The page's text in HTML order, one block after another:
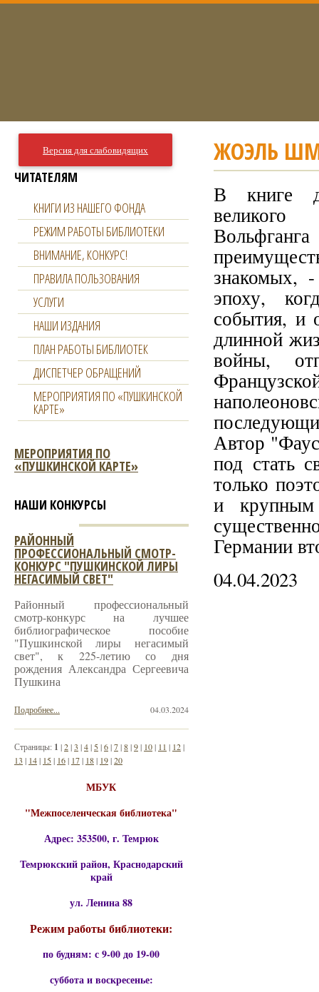
ЖОЭЛЬ
В книге
великого
знакомых,
эпоху,
события, и
длинной
войны,
Автор
под стать
только
и крупным
Германии
04.04.2023
Версия для слабовидящих
ЧИТАТЕЛЯМ
КНИГИ ИЗ НАШЕГО ФОНДА
РЕЖИМ РАБОТЫ БИБЛИОТЕКИ
ВНИМАНИЕ, КОНКУРС!
ПРАВИЛА ПОЛЬЗОВАНИЯ
УСЛУГИ
НАШИ ИЗДАНИЯ
ПЛАН РАБОТЫ БИБЛИОТЕК
ДИСПЕТЧЕР ОБРАЩЕНИЙ
МЕРОПРИЯТИЯ ПО «ПУШКИНСКОЙ
КАРТЕ»
МЕРОПРИЯТИЯ ПО
«ПУШКИНСКОЙ КАРТЕ»
НАШИ КОНКУРСЫ
РАЙОННЫЙ
ПРОФЕССИОНАЛЬНЫЙ СМОТР-
КОНКУРС "ПУШКИНСКОЙ ЛИРЫ
НЕГАСИМЫЙ СВЕТ"
Районный профессиональный
смотр-конкурс на лучшее
библиографическое пособие
"Пушкинской лиры негасимый
свет", к 225-летию со дня
рождения Александра Сергеевича
Пушкина
04.03.2024
Подробнее...
Страницы: 1 |2|3 |4| 5|6|7|8|9| 10| 11 | 12|
13 | 14| 15| 16| 17| 18| 19|20
МБУК
"Межпоселенческая библиотека"
Адрес: 353500, г. Темрюк
Темрюкский район, Краснодарский
край
ул. Ленина 88
Режим работы библиотеки:
по будням: с 9-00 до 19-00
суббота и воскресенье: